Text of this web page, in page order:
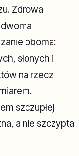
Zdrowa
oboma:
słonych i
na rzecz
szczupłej
a nie szczypta